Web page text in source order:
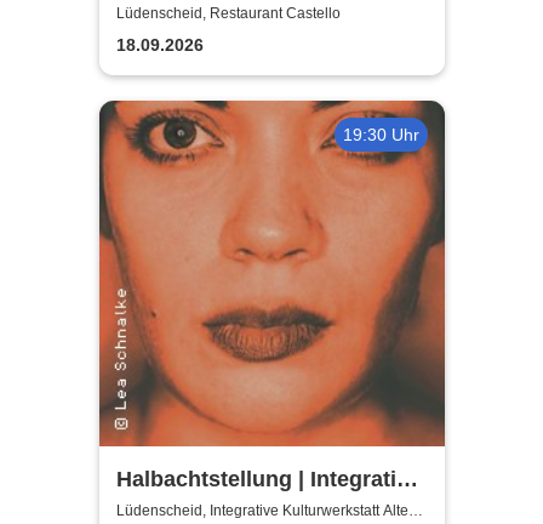
Testament à la Carte
Lüdenscheid, Restaurant Castello
18.09.2026
19:30 Uhr
Halbachtstellung | Integrative
Kulturwerkstatt Alte Schule
Lüdenscheid, Integrative Kulturwerkstatt Alte